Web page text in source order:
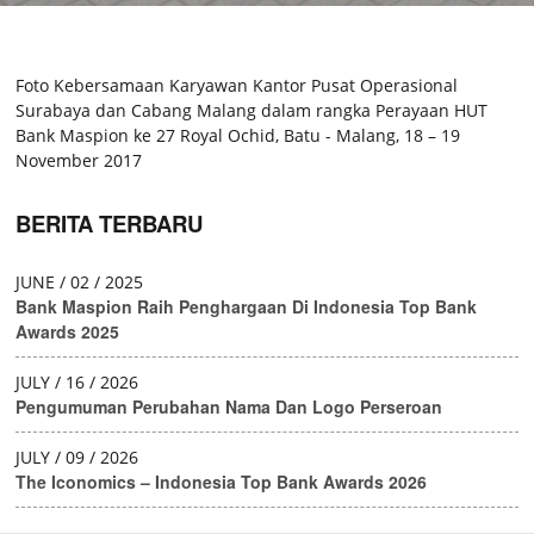
Foto Kebersamaan Karyawan Kantor Pusat Operasional
Surabaya dan Cabang Malang dalam rangka Perayaan HUT
Bank Maspion ke 27 Royal Ochid, Batu - Malang, 18 – 19
November 2017
BERITA TERBARU
JUNE / 02 / 2025
Bank Maspion Raih Penghargaan Di Indonesia Top Bank
Awards 2025
JULY / 16 / 2026
Pengumuman Perubahan Nama Dan Logo Perseroan
JULY / 09 / 2026
The Iconomics – Indonesia Top Bank Awards 2026